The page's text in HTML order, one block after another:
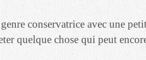
conservatrice avec une
quelque chose qui peut